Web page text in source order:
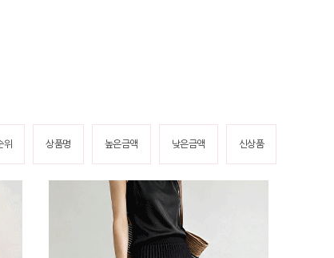
신상품
낮은금액
높은금액
상품명
위